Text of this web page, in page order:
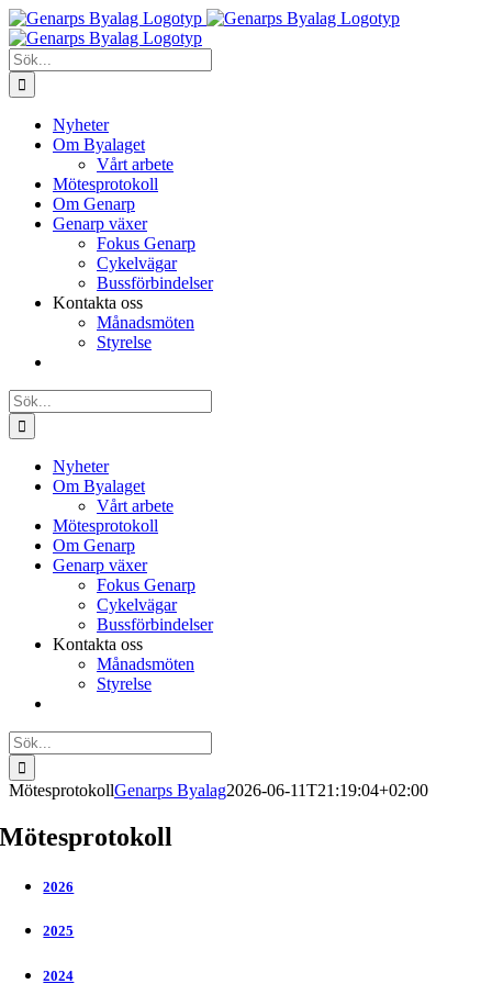
Fortsätt
till
innehållet
Sök
efter:
Nyheter
Om Byalaget
Vårt arbete
Mötesprotokoll
Om Genarp
Genarp växer
Fokus Genarp
Cykelvägar
Bussförbindelser
Kontakta oss
Månadsmöten
Styrelse
Sök
efter:
Nyheter
Om Byalaget
Vårt arbete
Mötesprotokoll
Om Genarp
Genarp växer
Fokus Genarp
Cykelvägar
Bussförbindelser
Kontakta oss
Månadsmöten
Styrelse
Sök
efter:
MötesprotokollGenarps Byalag2026-06-11T21:19:04+02:00
Mötesprotokoll
2026
2025
2024